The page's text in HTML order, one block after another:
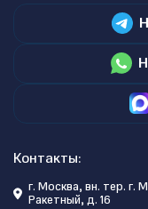
Контакты:
г. Москва, вн. тер. г.
Ракетный, д. 16